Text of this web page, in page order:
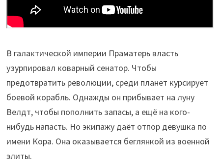
В галактической империи Праматерь власть
узурпировал коварный сенатор. Чтобы
предотвратить революции, среди планет курсирует
боевой корабль. Однажды он прибывает на луну
Велдт, чтобы пополнить запасы, а ещё на кого-
нибудь напасть. Но экипажу даёт отпор девушка по
имени Кора. Она оказывается беглянкой из военной
элиты.